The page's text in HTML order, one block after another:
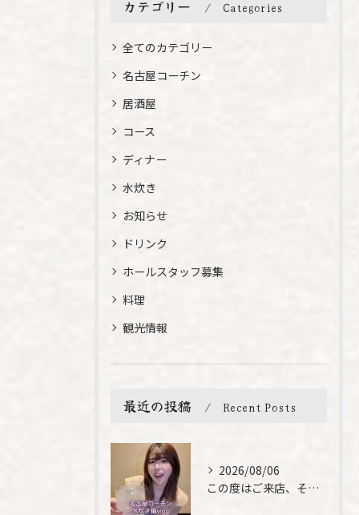
カテゴリー Categories
全てのカテゴリー
名古屋コーチン
居酒屋
コース
ディナー
水炊き
お知らせ
ドリンク
ホールスタッフ募集
料理
観光情報
最近の投稿 Recent Posts
2026/08/06
この度はご来店、そして素敵なご紹介誠にありがとうございます✨...